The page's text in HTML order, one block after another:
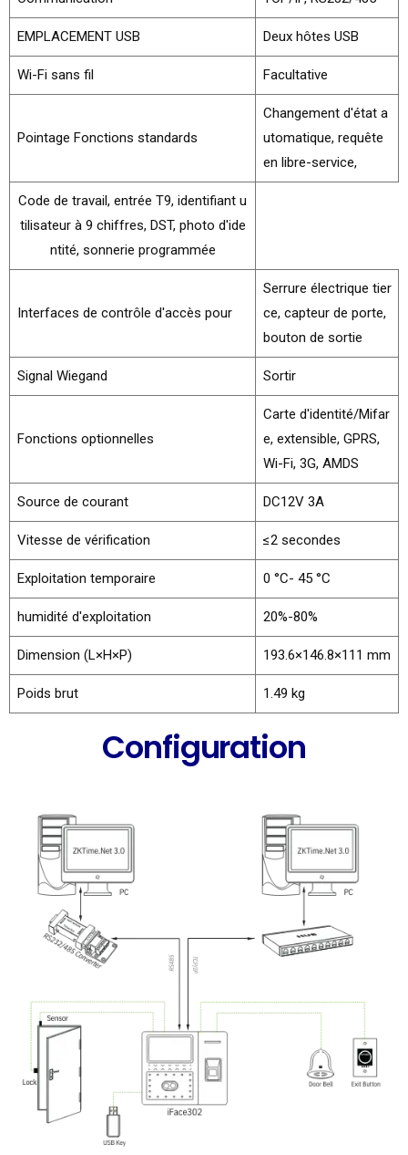
EMPLACEMENT USB Deux hôtes USB
Wi-Fi sans fil Facultative
Pointage Fonctions standards
Changement d'état a
utomatique, requête
en libre-service,
Code de travail, entrée T9, identifiant u
tilisateur à 9 chiffres, DST, photo d'ide
ntité, sonnerie programmée
Interfaces de contrôle d'accès pour
Serrure électrique tier
ce, capteur de porte,
bouton de sortie
Signal Wiegand Sortir
Fonctions optionnelles
Carte d'identité/Mifar
e, extensible, GPRS,
Wi-Fi, 3G, AMDS
Source de courant DC12V 3A
Vitesse de vérification ≤2 secondes
Exploitation temporaire 0 °C- 45 °C
humidité d'exploitation 20%-80%
Dimension (L×H×P) 193.6×146.8×111 mm
Poids brut 1.49 kg
Configuration